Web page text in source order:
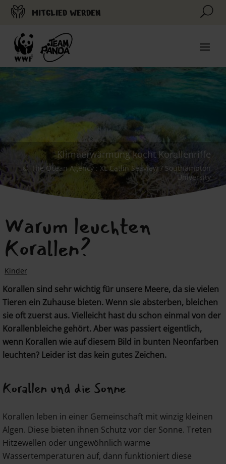
MITGLIED WERDEN U
Klimaerwärmung kocht Korallenriffe
The Ocean Agency : XL Catlin Seaview / Southampton
University
Warum leuchten
Korallen?
Kinder
Korallen sind sehr wichtig für unsere Meere, da sie vielen
Tieren ein Zuhause bieten. Wenn sie absterben, bleichen
sie oft zuerst aus. Vielleicht hast du schon einmal von der
Korallenbleiche gehört. Aber was passiert eigentlich,
wenn Korallen wie auf diesem Bild in bunten Neonfarben
leuchten? Leider ist das kein gutes Zeichen.
Korallen und die Sonne
Korallen leben in einer Gemeinschaft mit winzig kleinen
Algen. Diese bieten ihnen Schutz vor der Sonne. Treten
Hitzewellen oder ungewöhnlich warme
Wassertemperaturen auf, dann funktioniert diese